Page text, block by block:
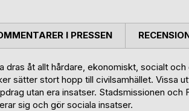
dras åt allt hårdare, ekonomiskt, socialt
sätter stort hopp till civilsamhället. Vissa
utan era insatser. Stadsmissionen och
sig och gör sociala insatser.
I PRESSEN